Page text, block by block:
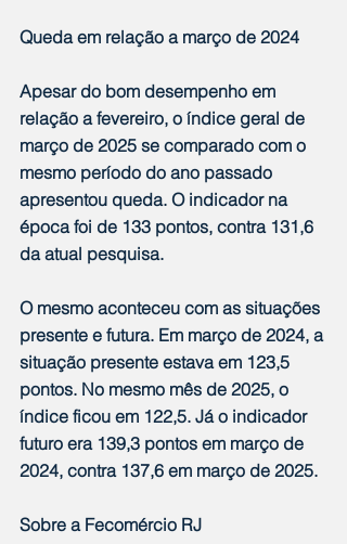
Queda em relação a março de 2024
Apesar do bom desempenho em
relação a fevereiro, o índice geral de
março de 2025 se comparado com o
mesmo período do ano passado
apresentou queda. O indicador na
época foi de 133 pontos, contra 131,6
da atual pesquisa.
O mesmo aconteceu com as situações
presente e futura. Em março de 2024, a
situação presente estava em 123,5
pontos. No mesmo mês de 2025, o
índice ficou em 122,5. Já o indicador
futuro era 139,3 pontos em março de
2024, contra 137,6 em março de 2025.
Sobre a Fecomércio RJ